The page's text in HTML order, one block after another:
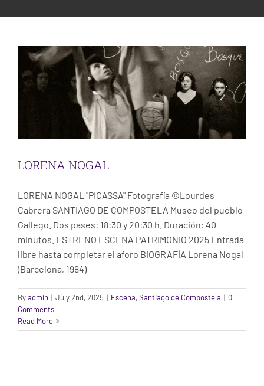
LORENA NOGAL
LORENA NOGAL "PICASSA" Fotografía ©Lourdes
Cabrera SANTIAGO DE COMPOSTELA Museo del pueblo
Gallego. Dos pases: 18:30 y 20:30 h. Duración: 40
minutos. ESTRENO ESCENA PATRIMONIO 2025 Entrada
libre hasta completar el aforo BIOGRAFÍA Lorena Nogal
(Barcelona, 1984)
Byadmin | July 2nd, 2025 | Escena,Santiago de Compostela | 0
Comments
Read More